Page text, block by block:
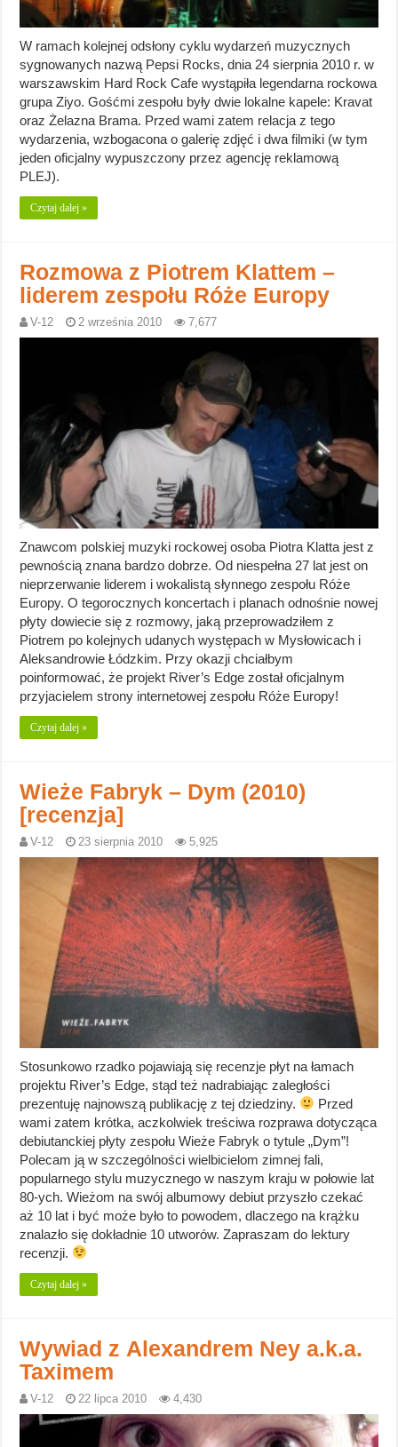
W ramach kolejnej odsłony cyklu wydarzeń muzycznych
sygnowanych nazwą Pepsi Rocks, dnia 24 sierpnia 2010 r. w
warszawskim Hard Rock Cafe wystąpiła legendarna rockowa
grupa Ziyo. Gośćmi zespołu były dwie lokalne kapele: Kravat
oraz Żelazna Brama. Przed wami zatem relacja z tego
wydarzenia, wzbogacona o galerię zdjęć i dwa filmiki (w tym
jeden oficjalny wypuszczony przez agencję reklamową
PLEJ).
Czytaj dalej »
Rozmowa z Piotrem Klattem –
liderem zespołu Róże Europy
V-12 2 września 2010 7,677
Znawcom polskiej muzyki rockowej osoba Piotra Klatta jest z
pewnością znana bardzo dobrze. Od niespełna 27 lat jest on
nieprzerwanie liderem i wokalistą słynnego zespołu Róże
Europy. O tegorocznych koncertach i planach odnośnie nowej
płyty dowiecie się z rozmowy, jaką przeprowadziłem z
Piotrem po kolejnych udanych występach w Mysłowicach i
Aleksandrowie Łódzkim. Przy okazji chciałbym
poinformować, że projekt River’s Edge został oficjalnym
przyjacielem strony internetowej zespołu Róże Europy!
Czytaj dalej »
Wieże Fabryk – Dym (2010)
[recenzja]
V-12 23 sierpnia 2010 5,925
Stosunkowo rzadko pojawiają się recenzje płyt na łamach
projektu River’s Edge, stąd też nadrabiając zaległości
prezentuję najnowszą publikację z tej dziedziny.
Przed
wami zatem krótka, aczkolwiek treściwa rozprawa dotycząca
debiutanckiej płyty zespołu Wieże Fabryk o tytule „Dym”!
Polecam ją w szczególności wielbicielom zimnej fali,
popularnego stylu muzycznego w naszym kraju w połowie lat
80-ych. Wieżom na swój albumowy debiut przyszło czekać
aż 10 lat i być może było to powodem, dlaczego na krążku
znalazło się dokładnie 10 utworów. Zapraszam do lektury
recenzji.
Czytaj dalej »
Wywiad z Alexandrem Ney a.k.a.
Taximem
V-12 22 lipca 2010 4,430